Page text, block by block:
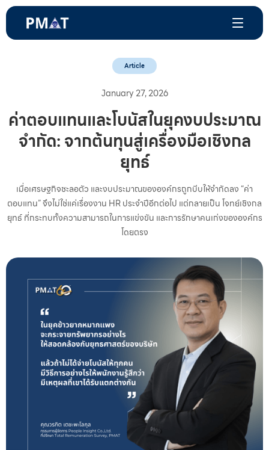
Article
January 27, 2026
ค่าตอบแทนและโบนัสในยุคงบประมาณ
จำกัด: จากต้นทุนสู่เครื่องมือเชิงกล
ยุทธ์
เมื่อเศรษฐกิจชะลอตัว และงบประมาณขององค์กรถูกบีบให้จำกัดลง “ค่า
ตอบแทน” จึงไม่ใช่แค่เรื่องงาน HR ประจำปีอีกต่อไป แต่กลายเป็น โจทย์เชิงกล
ยุทธ์ ที่กระทบทั้งความสามารถในการแข่งขัน และการรักษาคนเก่งขององค์กร
โดยตรง